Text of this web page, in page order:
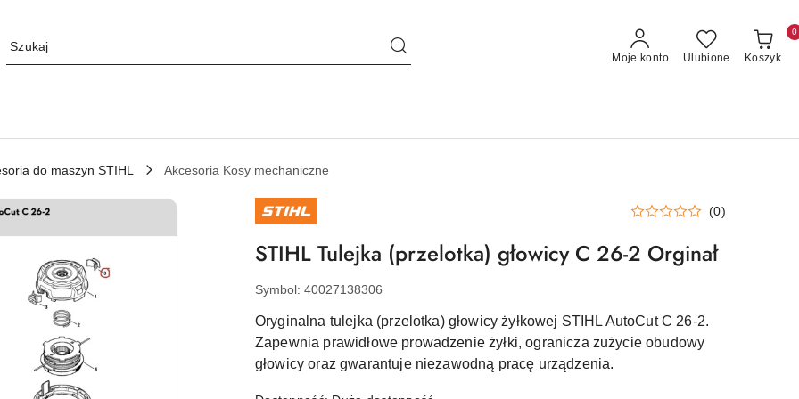
Moje konto Ulubione Koszyk
0
do maszyn STIHL Akcesoria Kosy mechaniczne
NAZWA
PRODUCENTA:
STIHL
(0)
STIHL Tulejka (przelotka) głowicy C 26-2 Orginał
Symbol: 40027138306
Oryginalna tulejka (przelotka) głowicy żyłkowej STIHL AutoCut C 26-2.
Zapewnia prawidłowe prowadzenie żyłki, ogranicza zużycie obudowy
głowicy oraz gwarantuje niezawodną pracę urządzenia.